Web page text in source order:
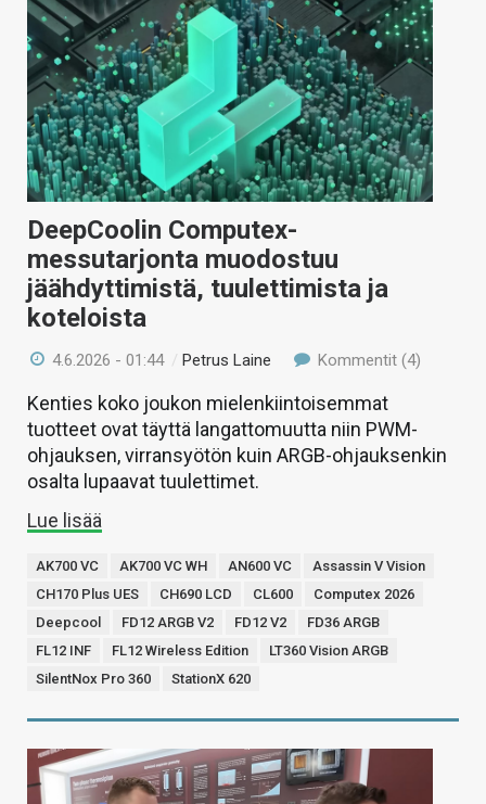
DeepCoolin Computex-
messutarjonta muodostuu
jäähdyttimistä, tuulettimista ja
koteloista
4.6.2026 - 01:44 / Petrus Laine Kommentit (4)
Kenties koko joukon mielenkiintoisemmat
tuotteet ovat täyttä langattomuutta niin PWM-
ohjauksen, virransyötön kuin ARGB-ohjauksenkin
osalta lupaavat tuulettimet.
Lue lisää
AK700 VC AK700 VC WH AN600 VC
Assassin V Vision
CH170 Plus UES
CH690 LCD CL600
Computex 2026
Deepcool
FD12 ARGB V2 FD12 V2
FD36 ARGB
FL12 INF
FL12 Wireless Edition
LT360 Vision ARGB
SilentNox Pro 360
StationX 620